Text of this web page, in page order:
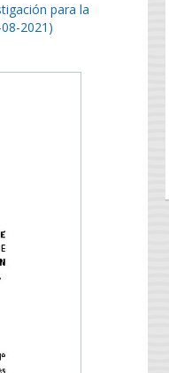
para la
2021)